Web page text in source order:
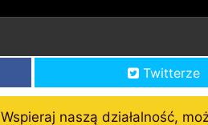
Twitterze
Wspieraj naszą działalność,